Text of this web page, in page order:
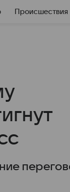
Происшествия